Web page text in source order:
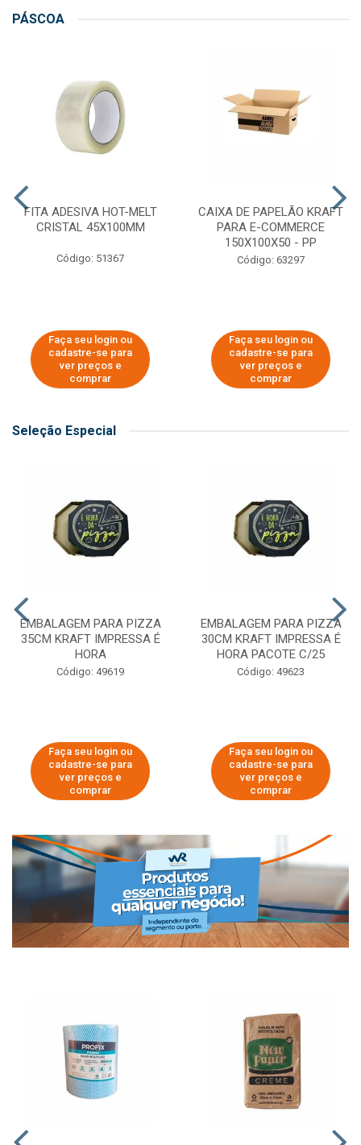
PÁSCOA
FITA ADESIVA HOT-MELT
CRISTAL 45X100MM
Código: 51367
Faça seu login ou
cadastre-se para
ver preços e
comprar
CAIXA DE PAPELÃO KRAFT
PARA E-COMMERCE
150X100X50 - PP
Código: 63297
Faça seu login ou
cadastre-se para
ver preços e
comprar
Seleção Especial
EMBALAGEM PARA PIZZA
35CM KRAFT IMPRESSA É
HORA
Código: 49619
Faça seu login ou
cadastre-se para
ver preços e
comprar
EMBALAGEM PARA PIZZA
30CM KRAFT IMPRESSA É
HORA PACOTE C/25
Código: 49623
Faça seu login ou
cadastre-se para
ver preços e
comprar